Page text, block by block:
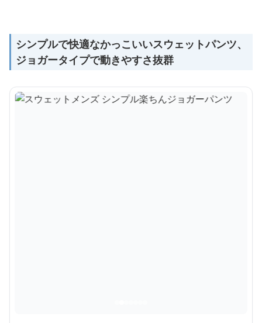
シンプルで快適なかっこいいスウェットパンツ、
ジョガータイプで動きやすさ抜群